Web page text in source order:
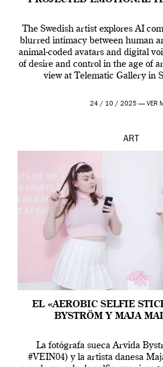
The Swedish artist explores AI
blurred intimacy between human
animal-coded avatars and digital
of desire and control in the age of
view at Telematic Gallery in
24 / 10 / 2025 — VER
ART
EL «AEROBIC SELFIE
BYSTRÖM Y MAJA
La fotógrafa sueca Arvida
#VEIN04) y la artista danesa